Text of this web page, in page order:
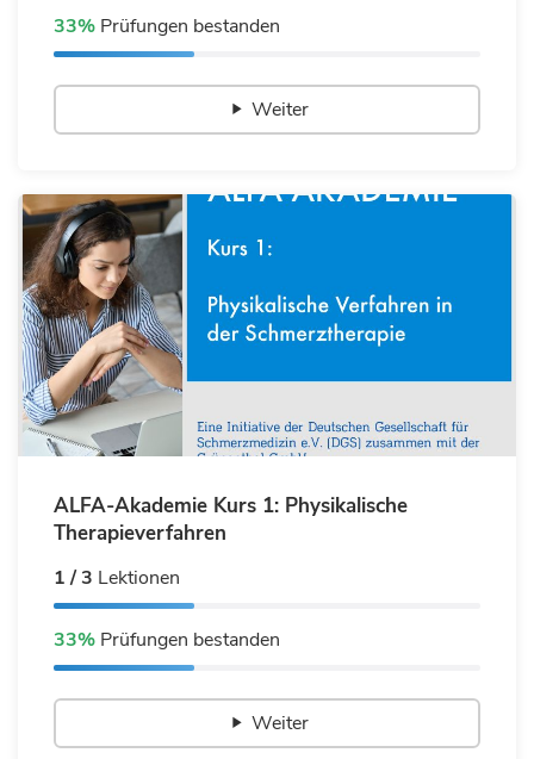
33% Prüfungen bestanden
Weiter
ALFA-Akademie Kurs 1: Physikalische
Therapieverfahren
1 / 3 Lektionen
33% Prüfungen bestanden
Weiter